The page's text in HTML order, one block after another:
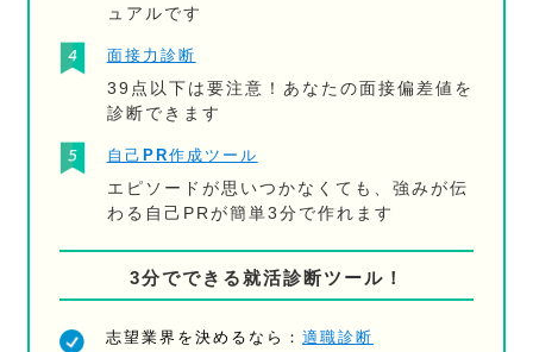
ュアルです
面接力診断
39点以下は要注意！あなたの面接偏差値を
診断できます
自己PR作成ツール
エピソードが思いつかなくても、強みが伝
わる自己PRが簡単3分で作れます
3分でできる就活診断ツール！
志望業界を決めるなら：適職診断